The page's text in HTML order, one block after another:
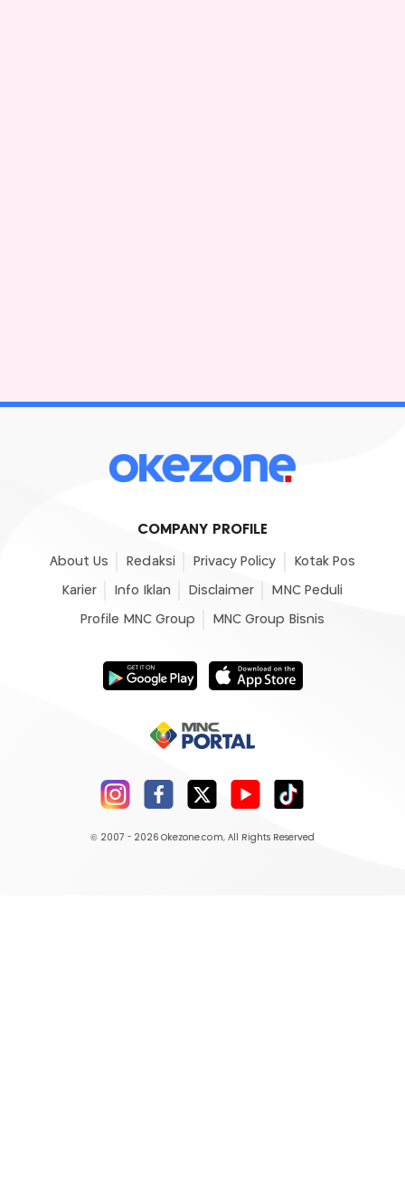
COMPANY PROFILE
About Us Redaksi Privacy Policy Kotak Pos
Karier Info Iklan Disclaimer MNC Peduli
Profile MNC Group MNC Group Bisnis
© 2007 - 2026 Okezone.com, All Rights Reserved